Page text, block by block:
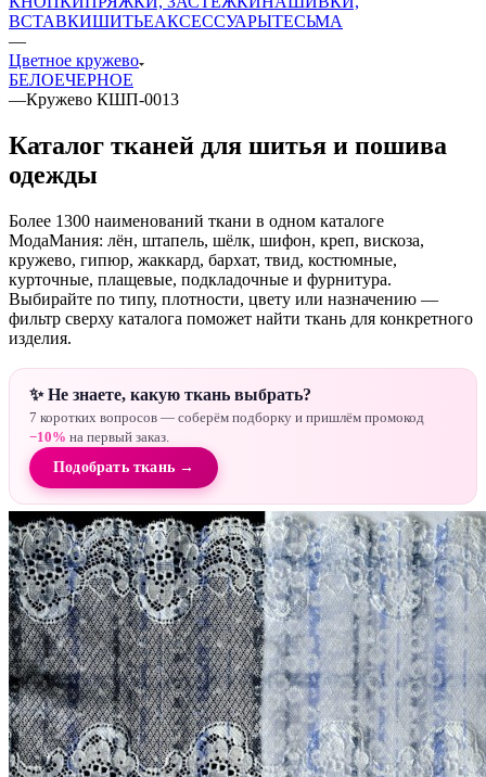
ВСТАВКИШИТЬЕАКСЕССУАРЫТЕСЬМА
—
Цветное кружево
БЕЛОЕЧЕРНОЕ
—Кружево КШП-0013
Каталог тканей для шитья и пошива
одежды
Более 1300 наименований ткани в одном каталоге
МодаМания: лён, штапель, шёлк, шифон, креп, вискоза,
кружево, гипюр, жаккард, бархат, твид, костюмные,
курточные, плащевые, подкладочные и фурнитура.
Выбирайте по типу, плотности, цвету или назначению —
фильтр сверху каталога поможет найти ткань для конкретного
изделия.
✨ Не знаете, какую ткань выбрать?
7 коротких вопросов — соберём подборку и пришлём промокод
−10% на первый заказ.
Подобрать ткань →